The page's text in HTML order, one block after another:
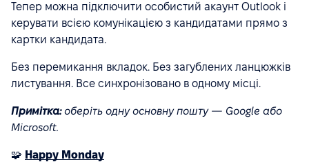
Тепер можна підключити особистий акаунт Outlook і
керувати всією комунікацією з кандидатами прямо з
картки кандидата.
Без перемикання вкладок. Без загублених ланцюжків
листування. Все синхронізовано в одному місці.
Примітка:оберіть одну основну пошту — Google або
Microsoft.
🧩 Happy Monday